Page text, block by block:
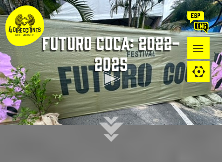
FUTURO COCA: 2022-
2025